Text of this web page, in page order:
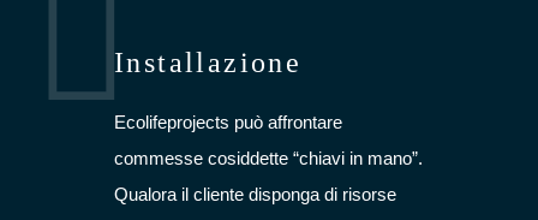
Installazione
Ecolifeprojects può affrontare
commesse cosiddette “chiavi in mano”.
Qualora il cliente disponga di risorse